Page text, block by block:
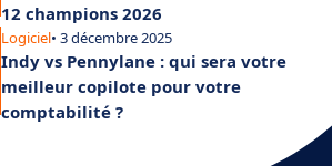
12 champions 2026
Logiciel• 3 décembre 2025
Indy vs Pennylane : qui sera votre
meilleur copilote pour votre
comptabilité ?